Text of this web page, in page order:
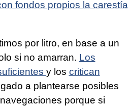
fondos propios la carestía
por litro, en base a un
si no amarran. Los
y los critican
a plantearse posibles
porque si